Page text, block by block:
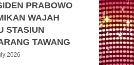
PRABOWO
WAJAH
STASIUN
TAWANG
2026